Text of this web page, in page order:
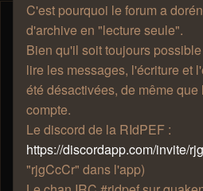
C'est pourquoi le forum a
d'archive en "lecture seule".
Bien qu'il soit toujours
lire les messages, l'écriture et
été désactivées, de même
compte.
Le discord de la RIdPEF :
https://discordapp.com/invite/
"rjgCcCr" dans l'app)
Thaldrïn
Re: [Événement] La p'tite
monte, qui monte